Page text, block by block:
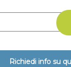
di riduzione m-f